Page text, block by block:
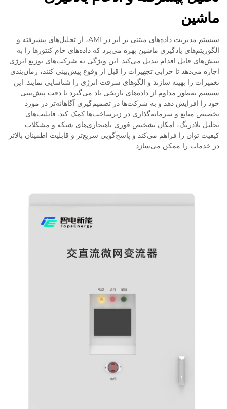
ماشین
سیستم مدیریت داده‌های مبتنی بر ابر در AMI، از تحلیل‌های پیشرفته و
الگوریتم‌های یادگیری ماشین بهره می‌برد که داده‌های خام کنتورها را به
بینش‌های قابل اقدام تبدیل می‌کند. این ویژگی به شرکت‌های توزیع انرژی
اجازه می‌دهد تا خرابی تجهیزات را قبل از وقوع پیش‌بینی کنند، زمان‌بندی
تعمیرات را بهینه سازند و الگوهای سرقت انرژی را شناسایی نمایند. این
سیستم به‌طور مداوم از داده‌های تاریخی یاد می‌گیرد تا دقت پیش‌بینی
خود را افزایش دهد و به شرکت‌ها در تصمیم‌گیری آگاهانه‌تر در مورد
تخصیص منابع و سرمایه‌گذاری در زیرساخت‌ها کمک کند. قابلیت‌های
تحلیل بلادرنگ، امکان تشخیص فوری ناهنجاری‌های شبکه و مشکلات
کیفیت توان را فراهم می‌کند و پاسخ‌گویی سریع‌تر و قابلیت اطمینان بالاتر
در خدمات را ممکن می‌سازد.